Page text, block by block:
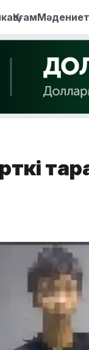
ҚоғамМәдениет